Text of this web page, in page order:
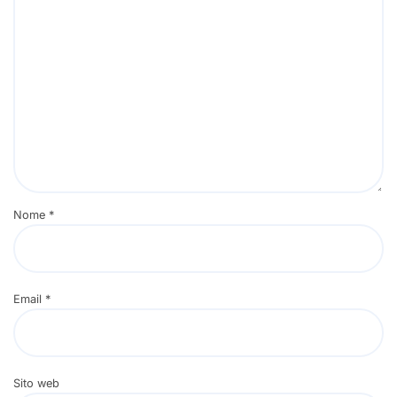
Nome *
Email *
Sito web